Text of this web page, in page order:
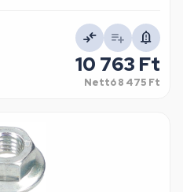
10 763 Ft
Nettó8 475 Ft